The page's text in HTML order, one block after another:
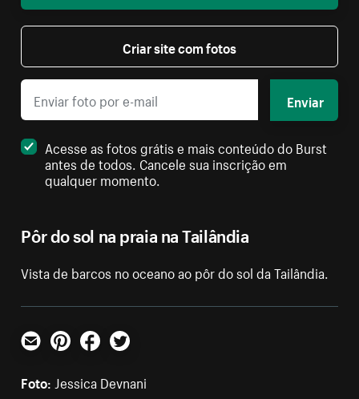
Pôr do sol na praia na Tailândia
Vista de barcos no oceano ao pôr do sol da Tailândia.
Criar site com fotos
Enviar
Acesse as fotos grátis e mais conteúdo do Burst
antes de todos. Cancele sua inscrição em
qualquer momento.
E-mailPinterestFacebookTwitter
Foto: Jessica Devnani